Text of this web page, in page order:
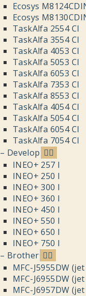
Ecosys
Ecosys
TaskAlfa 2554 CI
TaskAlfa 3554 CI
TaskAlfa 4053 CI
TaskAlfa 5053 CI
TaskAlfa 6053 CI
TaskAlfa 7353 CI
TaskAlfa 8553 CI
TaskAlfa 4054 CI
TaskAlfa 5054 CI
TaskAlfa 6054 CI
TaskAlfa 7054 CI
– Develop
INEO+ 257 I
INEO+ 250 I
INEO+ 300 I
INEO+ 360 I
INEO+ 450 I
INEO+ 550 I
INEO+ 650 I
INEO+ 750 I
– Brother
MFC-J5955DW
MFC-J6955DW
MFC-J6957DW